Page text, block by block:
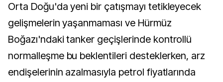
Orta Doğu'da yeni bir çatışmayı tetikleyecek
gelişmelerin yaşanmaması ve Hürmüz
Boğazı'ndaki tanker geçişlerinde kontrollü
normalleşme bu beklentileri desteklerken, arz
endişelerinin azalmasıyla petrol fiyatlarında